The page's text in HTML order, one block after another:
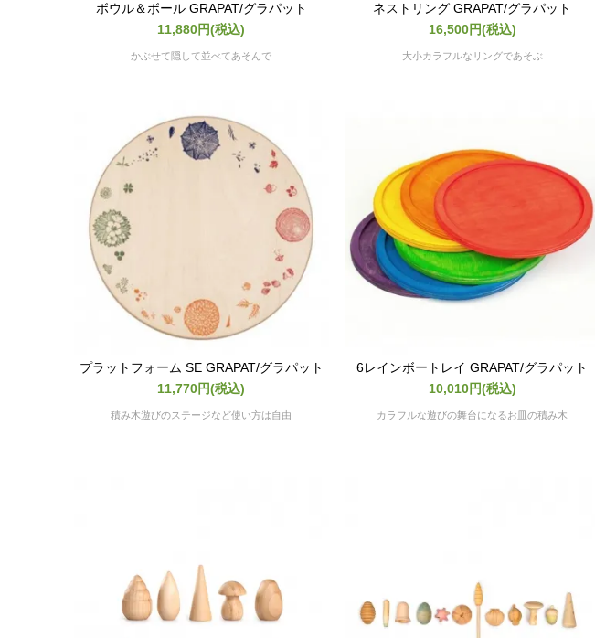
ボウル＆ボール GRAPAT/グラパット
11,880円(税込)
かぶせて隠して並べてあそんで
ネストリング GRAPAT/グラパット
16,500円(税込)
大小カラフルなリングであそぶ
プラットフォーム SE GRAPAT/グラパット
11,770円(税込)
積み木遊びのステージなど使い方は自由
6レインボートレイ GRAPAT/グラパット
10,010円(税込)
カラフルな遊びの舞台になるお皿の積み木